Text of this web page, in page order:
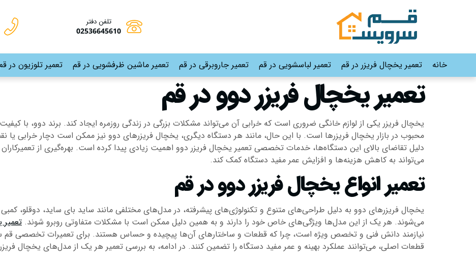
تلفن دفتر
02536645610
خانه تعمیر یخچال فریزر در قم تعمیر لباسشویی در قم تعمیر جاروبرقی در قم تعمیر ماشین ظرفشویی در قم تعمیر تلوزیون در
تعمیر یخچال فریزر دوو در قم
یخچال فریزر یکی از لوازم خانگی ضروری است که خرابی آن می‌تواند مشکلات بزرگی در زندگی روزمره ایجاد کند. برند دوو، با
محبوب در بازار یخچال فریزرها است. با این حال، مانند هر دستگاه دیگری، یخچال فریزرهای دوو نیز ممکن است دچار خرابی یا
دلیل تقاضای بالای این دستگاه‌ها، خدمات تخصصی تعمیر یخچال فریزر دوو اهمیت زیادی پیدا کرده است. بهره‌گیری از
می‌تواند به کاهش هزینه‌ها و افزایش عمر مفید دستگاه کمک کند.
تعمیر انواع یخچال فریزر دوو در قم
یخچال فریزرهای دوو به دلیل طراحی‌های متنوع و تکنولوژی‌های پیشرفته، در مدل‌های مختلفی مانند ساید بای ساید، دوقلو، کمبی
می‌شوند. هر یک از این مدل‌ها ویژگی‌های خاص خود را دارند و به همین دلیل ممکن است با مشکلات متفاوتی روبرو شوند. تعمیر
نیازمند دانش فنی و تخصص ویژه است، چرا که قطعات و ساختارهای آن‌ها پیچیده و حساس هستند. برای تعمیرات تخصصی قم
قطعات اصلی، می‌توانند عملکرد بهینه و عمر مفید دستگاه را تضمین کنند. در ادامه، به بررسی تعمیر هر یک از مدل‌های یخچال